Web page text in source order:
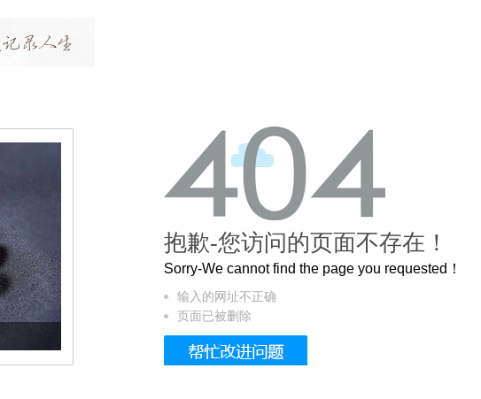
这个3.2米的长卷，还原了600岁的紫禁城
抱歉-您访问的页面不存在！
Sorry-We cannot find the page you requested！
输入的网址不正确
页面已被删除